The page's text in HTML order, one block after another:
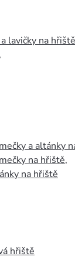
lavičky na hřiště
,
a altánky
na hřiště,
na hřiště
hřiště